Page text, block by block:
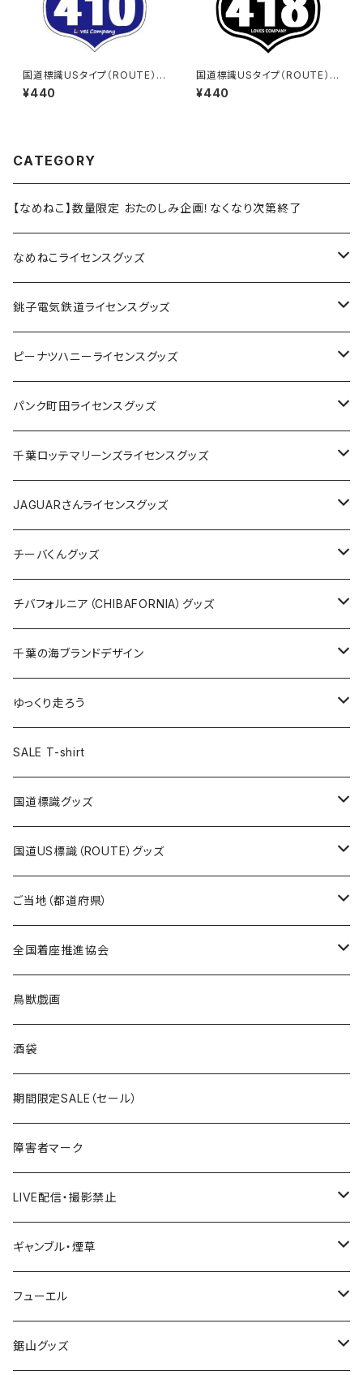
国道標識USタイプ（ROUTE）ス
テッカー 410号線
¥440
国道標識USタイプ（ROUTE）ス
テッカー 418号線（ブラック）
¥440
CATEGORY
【なめねこ】数量限定 おたのしみ企画！なくなり次第終了
なめねこライセンスグッズ
Tシャツ
キャップ
ステッカー
缶バッジ
ホテルキーホルダー
銚子電気鉄道ライセンスグッズ
ステッカー
缶バッジ
アクリルキーホルダー
ホテルキーホルダー
クリアファイル
Tシャツ
キャップ
トートバッグ
ランチバッグ
エコバッグ
ピーナツハニーライセンスグッズ
Tシャツ
キャップ
バッグ
ステッカー
缶バッジ
キーホルダー
クリアファイル
パンク町田ライセンスグッズ
Tシャツ
キャップ
バッグ
ステッカー
缶バッジ
キーホルダー
クリアファイル
千葉ロッテマリーンズライセンスグッズ
ステッカー
ステッカー
ステッカー大
缶バッジ
缶バッジ32mm
缶バッジ54mm
エコバッグ
JAGUARさんコラボグッズ
Tシャツ
ステッカー
サコッシュ
ホテルキーホルダー
モーテルキーホルダー
トートバッグ
JAGUARさんライセンスグッズ
Tシャツ
ステッカー
缶バッジ
クリアファイル
マスク
エコバッグ
千葉ロッテマリーンズコラボ
チーバくんグッズ
Tシャツ
キャップ
エコバッグ
ステッカー
モーテルキーホルダー
ホテルキーホルダー
トートバッグ
チバフォルニア（CHIBAFORNIA）グッズ
Tシャツ
キャップ
ステッカー
ホテルキーホルダー
千葉の海ブランドデザイン
Tシャツ
キャップ
ステッカー
ゆっくり走ろう
Tシャツ
ステッカー
ホテルキーホルダー
SALE T-shirt
国道標識グッズ
ステッカー
国道0～99号線
国道100～199号線
国道600～699号線
国道700～799号線
Tシャツ
キャップ
国道US標識（ROUTE）グッズ
ステッカー
ROUTE 0～99号線
ROUTE100～199号線
ROUTE600～699号線
ROUTE700～799号線
Tシャツ
ROUTE 0～99号線
ROUTE 100～199号線
ROUTE 600～699号線
ROUTE 700～799号線
キャップ
ROUTE 0～99号線
ROUTE 100～199号線
ROUTE 600～699号線
ROUTE 700～799号線
ご当地（都道府県）
北海道
青森県
岩手県
宮城県
秋田県
Tシャツ
ステッカー
山形県
福島県
茨城県
栃木県
全国着座推進協会
ステッカー
鳥獣戯画
酒袋
期間限定SALE（セール）
障害者マーク
LIVE配信・撮影禁止
LIVE配信禁止
撮影禁止
ギャンブル・煙草
ホテルキーホルダー
たばこ・禁煙ステッカー
フューエル
ステッカー
鋸山グッズ